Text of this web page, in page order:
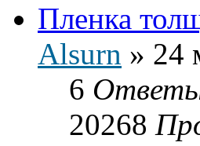
Пленка
Alsurn » 24
6
20268